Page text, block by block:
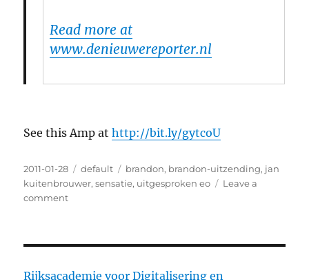
Read more at
www.denieuwereporter.nl
See this Amp athttp://bit.ly/gytcoU
Posted
on
2011-01-28 Categories
default Tags
brandon, brandon-uitzending, jan
kuitenbrouwer,sensatie, uitgesproken eo
Leave a
comment
sensatie
Rijksacademie voor Digitalisering en